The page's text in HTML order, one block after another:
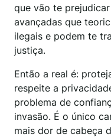
que vão te
avançadas que
ilegais e podem te
justiça.
Então a real é:
respeite a
problema de
invasão. É o único
mais dor de cabeça